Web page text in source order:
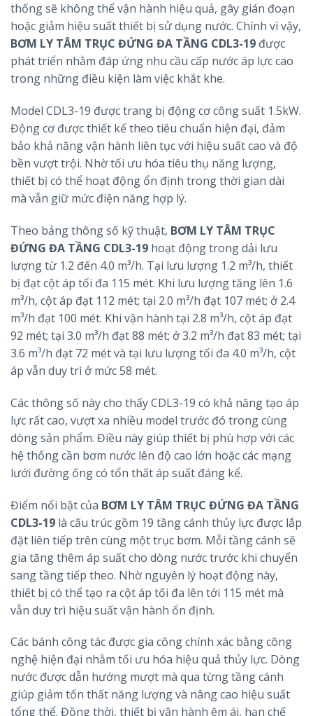
thống sẽ không thể vận hành hiệu quả, gây gián đoạn
hoặc giảm hiệu suất thiết bị sử dụng nước. Chính vì vậy,
BƠM LY TÂM TRỤC ĐỨNG ĐA TẦNG CDL3-19 được
phát triển nhằm đáp ứng nhu cầu cấp nước áp lực cao
trong những điều kiện làm việc khắt khe.
Model CDL3-19 được trang bị động cơ công suất 1.5kW.
Động cơ được thiết kế theo tiêu chuẩn hiện đại, đảm
bảo khả năng vận hành liên tục với hiệu suất cao và độ
bền vượt trội. Nhờ tối ưu hóa tiêu thụ năng lượng,
thiết bị có thể hoạt động ổn định trong thời gian dài
mà vẫn giữ mức điện năng hợp lý.
Theo bảng thông số kỹ thuật, BƠM LY TÂM TRỤC
ĐỨNG ĐA TẦNG CDL3-19 hoạt động trong dải lưu
lượng từ 1.2 đến 4.0 m³/h. Tại lưu lượng 1.2 m³/h, thiết
bị đạt cột áp tối đa 115 mét. Khi lưu lượng tăng lên 1.6
m³/h, cột áp đạt 112 mét; tại 2.0 m³/h đạt 107 mét; ở 2.4
m³/h đạt 100 mét. Khi vận hành tại 2.8 m³/h, cột áp đạt
92 mét; tại 3.0 m³/h đạt 88 mét; ở 3.2 m³/h đạt 83 mét; tại
3.6 m³/h đạt 72 mét và tại lưu lượng tối đa 4.0 m³/h, cột
áp vẫn duy trì ở mức 58 mét.
Các thông số này cho thấy CDL3-19 có khả năng tạo áp
lực rất cao, vượt xa nhiều model trước đó trong cùng
dòng sản phẩm. Điều này giúp thiết bị phù hợp với các
hệ thống cần bơm nước lên độ cao lớn hoặc các mạng
lưới đường ống có tổn thất áp suất đáng kể.
Điểm nổi bật của BƠM LY TÂM TRỤC ĐỨNG ĐA TẦNG
CDL3-19 là cấu trúc gồm 19 tầng cánh thủy lực được lắp
đặt liên tiếp trên cùng một trục bơm. Mỗi tầng cánh sẽ
gia tăng thêm áp suất cho dòng nước trước khi chuyển
sang tầng tiếp theo. Nhờ nguyên lý hoạt động này,
thiết bị có thể tạo ra cột áp tối đa lên tới 115 mét mà
vẫn duy trì hiệu suất vận hành ổn định.
Các bánh công tác được gia công chính xác bằng công
nghệ hiện đại nhằm tối ưu hóa hiệu quả thủy lực. Dòng
nước được dẫn hướng mượt mà qua từng tầng cánh
giúp giảm tổn thất năng lượng và nâng cao hiệu suất
tổng thể. Đồng thời, thiết bị vận hành êm ái, hạn chế